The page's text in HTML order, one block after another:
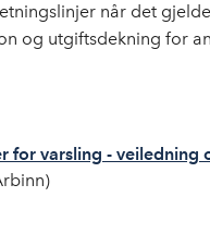
når det
og utgiftsdekning for
for varsling - veiledning